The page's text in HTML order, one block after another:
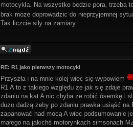
motocykla. Na wszystko bedzie pora, trzeba
brak moze doprowadzic do nieprzyjemnej
Tak liczcie sily na zamiary
RE: R1 jako pierwszy motocykl
Przyszła i na mnie kolej wiec się wypowiem
R1 A to z takiego względu ze jak się zdaje
zdaniu na kat A nic chyba ze robić ósemkę i
dużo dadzą żeby po zdaniu prawka usiąść
zapanować nad mocą A wiec podsumowanie
małego na jakichś motorynkach simsonach